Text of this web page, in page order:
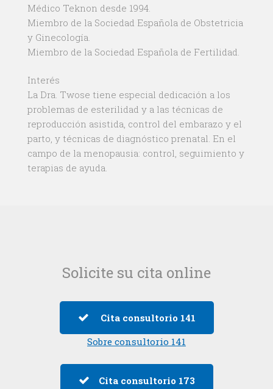
Médico Teknon desde 1994.
Miembro de la Sociedad Española de Obstetricia
y Ginecología.
Miembro de la Sociedad Española de Fertilidad.
Interés
La Dra. Twose tiene especial dedicación a los
problemas de esterilidad y a las técnicas de
reproducción asistida, control del embarazo y el
parto, y técnicas de diagnóstico prenatal. En el
campo de la menopausia: control, seguimiento y
terapias de ayuda.
Solicite su cita online
Cita consultorio 141
Sobre consultorio 141
Cita consultorio 173